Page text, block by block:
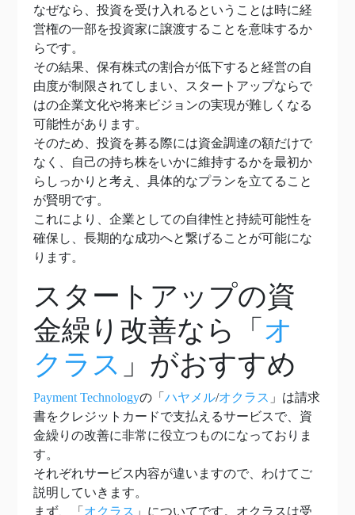
なぜなら、投資を受け入れるということは時に経
営権の一部を投資家に譲渡することを意味するか
らです。
その結果、保有株式の割合が低下すると経営の自
由度が制限されてしまい、スタートアップならで
はの企業文化や将来ビジョンの実現が難しくなる
可能性があります。
そのため、投資を募る際には資金調達の額だけで
なく、自己の持ち株をいかに維持するかを最初か
らしっかりと考え、具体的なプランを立てること
が賢明です。
これにより、企業としての自律性と持続可能性を
確保し、長期的な成功へと繋げることが可能にな
ります。
スタートアップの資
金繰り改善なら「 オ
クラス 」がおすすめ
Payment Technologyの「 ハヤメル/オクラス 」は請求
書をクレジットカードで支払えるサービスで、資
金繰りの改善に非常に役立つものになっておりま
す。
それぞれサービス内容が違いますので、わけてご
説明していきます。
まず、「 オクラス 」についてです。オクラスは受